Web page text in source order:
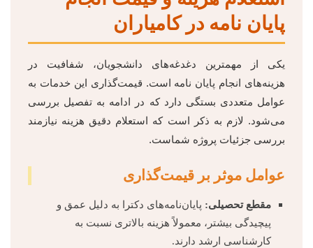
پایان نامه در کامیاران
یکی از مهمترین دغدغه‌های دانشجویان، شفافیت در
هزینه‌های انجام پایان نامه است. قیمت‌گذاری این خدمات به
عوامل متعددی بستگی دارد که در ادامه به تفصیل بررسی
می‌شود. لازم به ذکر است که استعلام دقیق هزینه نیازمند
بررسی جزئیات پروژه شماست.
عوامل موثر بر قیمت‌گذاری
مقطع تحصیلی: پایان‌نامه‌های دکترا به دلیل عمق و
پیچیدگی بیشتر، معمولاً هزینه بالاتری نسبت به
کارشناسی ارشد دارند.